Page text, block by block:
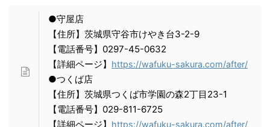
●守屋店
【住所】茨城県守谷市けやき台3-2-9
【電話番号】0297-45-0632
【詳細ページ】 https://wafuku-sakura.com/after/
●つくば店
【住所】茨城県つくば市学園の森2丁目23-1
【電話番号】029-811-6725
【詳細ページ】 https://wafuku-sakura.com/after/